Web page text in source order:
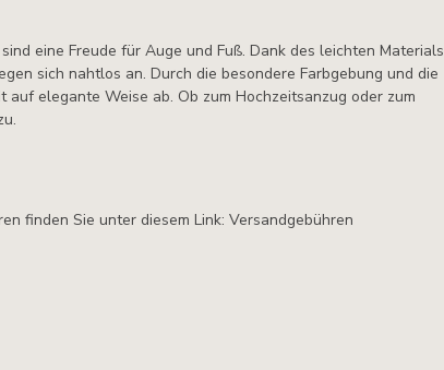
eine Freude für Auge und Fuß. Dank des leichten Materials
sich nahtlos an. Durch die besondere Farbgebung und die
elegante Weise ab. Ob zum Hochzeitsanzug oder zum
finden Sie unter diesem Link: Versandgebühren